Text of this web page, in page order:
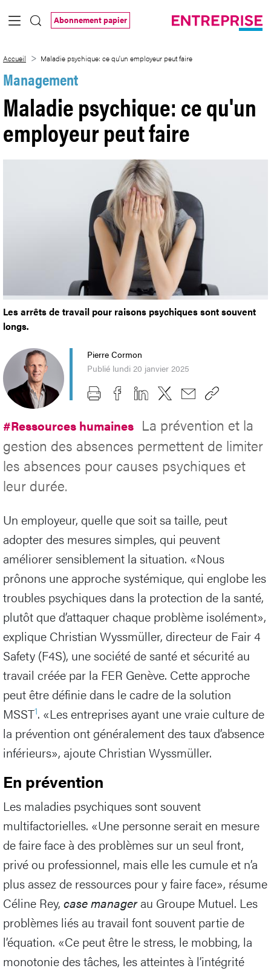
Saut au contenu principal
Abonnement papier
Accueil Maladie psychique: ce qu'un employeur peut faire
Management
Maladie psychique: ce qu'un
employeur peut faire
Les arrêts de travail pour raisons psychiques sont souvent
longs.
Pierre Cormon
Publié lundi 20 janvier 2025
#Ressources humaines La prévention et la
gestion des absences permettent de limiter
les absences pour causes psychiques et
leur durée.
Un employeur, quelle que soit sa taille, peut
adopter des mesures simples, qui peuvent
améliorer sensiblement la situation. «Nous
prônons une approche systémique, qui englobe les
troubles psychiques dans la protection de la santé,
plutôt que d’attaquer chaque problème isolément»,
explique Christian Wyssmüller, directeur de Fair 4
Safety (F4S), une société de santé et sécurité au
travail créée par la FER Genève. Cette approche
peut être définie dans le cadre de la solution
MSST1. «Les entreprises ayant une vraie culture de
la prévention ont généralement des taux d’absence
inférieurs», ajoute Christian Wyssmüller.
En prévention
Les maladies psychiques sont souvent
multifactorielles. «Une personne serait en mesure
de faire face à des problèmes sur un seul front,
privé ou professionnel, mais elle les cumule et n’a
plus assez de ressources pour y faire face», résume
Céline Rey, case managerau Groupe Mutuel. Les
problèmes liés au travail font souvent partie de
l’équation. «Ce peut être le stress, le mobbing, la
monotonie des tâches, les atteintes à l’intégrité